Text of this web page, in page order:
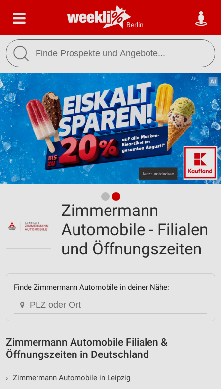
Berlin
Zimmermann
Automobile - Filialen
und Öffnungszeiten
Finde Zimmermann Automobile in deiner Nähe:
Zimmermann Automobile Filialen &
Öffnungszeiten in Deutschland
› Zimmermann Automobile in Leipzig